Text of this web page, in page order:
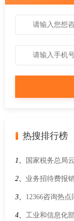
热搜排行榜
1、 国家税务总局
第1期（上半月）
2、 业务招待费报
3、 12366咨询热点
4、 工业和信息化